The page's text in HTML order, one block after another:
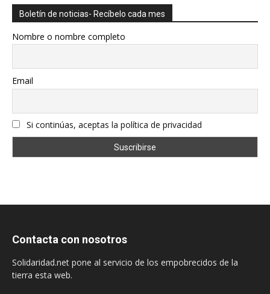
Boletín de noticias- Recíbelo cada mes
Nombre o nombre completo
Email
Si continúas, aceptas la política de privacidad
Contacta con nosotros
Solidaridad.net pone al servicio de los empobrecidos de la
tierra esta web.